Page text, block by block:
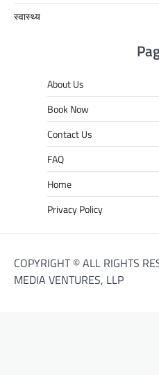
स्वास्थ्य
About Us
Book Now
Contact Us
FAQ
Home
Privacy Policy
COPYRIGHT © ALL RIGHTS
MEDIA VENTURES, LLP